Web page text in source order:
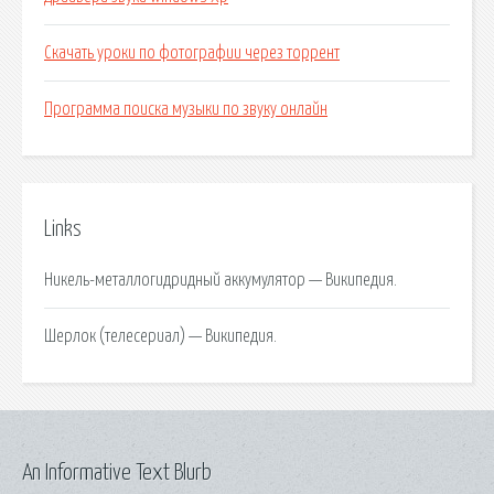
Скачать уроки по фотографии через торрент
Программа поиска музыки по звуку онлайн
Links
Никель-металлогидридный аккумулятор — Википедия.
Шерлок (телесериал) — Википедия.
An Informative Text Blurb